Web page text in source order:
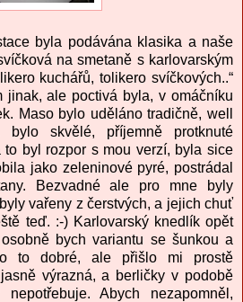
byla podávána klasika a naše
na smetaně s karlovarským
kuchářů, tolikero svíčkových..“
jinak, ale poctivá byla, v omáčníku
Maso bylo uděláno tradičně, well
skvělé, příjemně protknuté
byl rozpor s mou verzí, byla sice
jako zeleninové pyré, postrádal
Bezvadné ale pro mne byly
vařeny z čerstvých, a jejich chuť
teď. :-) Karlovarský knedlík opět
bych variantu se šunkou a
to dobré, ale přišlo mi prostě
výrazná, a berličky v podobě
Abych nezapomněl,